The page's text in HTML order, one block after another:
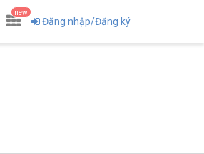
new
Đăng nhập/Đăng ký